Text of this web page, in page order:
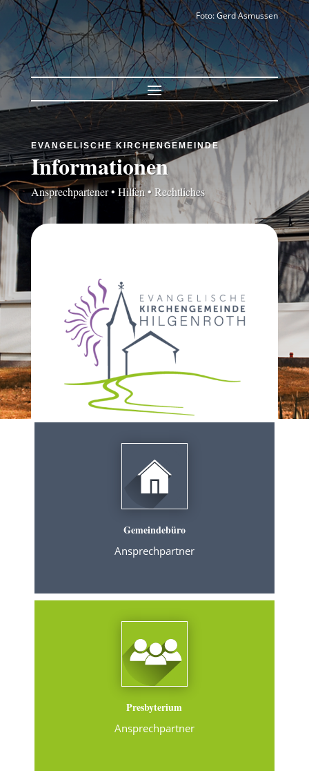
Foto: Gerd Asmussen
EVANGELISCHE KIRCHENGEMEINDE
Informationen
Ansprechpartener • Hilfen • Rechtliches
Gemeindebüro
Ansprechpartner
Presbyterium
Ansprechpartner